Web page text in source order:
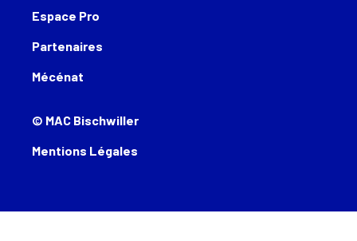
Espace Pro
Partenaires
Mécénat
© MAC Bischwiller
Mentions Légales